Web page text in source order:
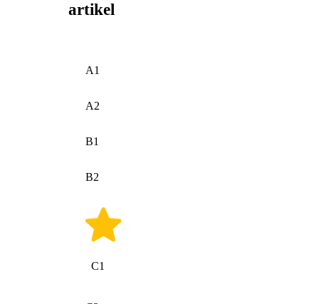
artikel
A1
A2
B1
B2
C1